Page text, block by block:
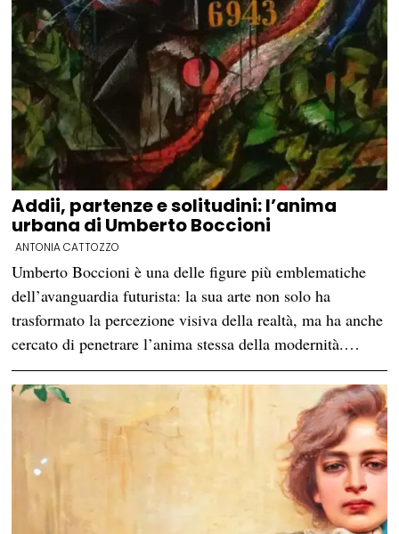
Addii, partenze e solitudini: l’anima
urbana di Umberto Boccioni
ANTONIA CATTOZZO
Umberto Boccioni è una delle figure più emblematiche
dell’avanguardia futurista: la sua arte non solo ha
trasformato la percezione visiva della realtà, ma ha anche
cercato di penetrare l’anima stessa della modernità.…